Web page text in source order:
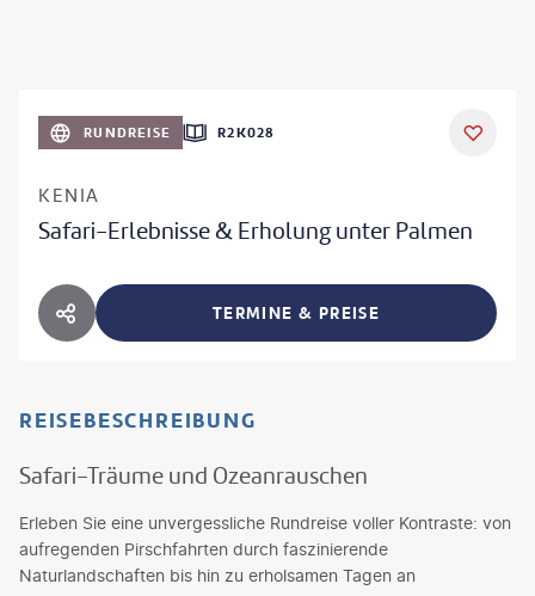
RUNDREISE R2K028
KENIA
Safari-Erlebnisse & Erholung unter Palmen
HOTEL TEILEN TERMINE & PREISE
REISEBESCHREIBUNG
Safari-Träume und Ozeanrauschen
Erleben Sie eine unvergessliche Rundreise voller Kontraste: von
aufregenden Pirschfahrten durch faszinierende
Naturlandschaften bis hin zu erholsamen Tagen an